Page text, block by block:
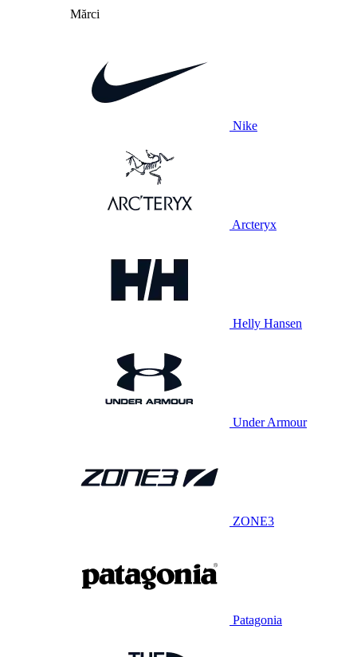
Mărci
Nike
Arcteryx
Helly Hansen
Under Armour
ZONE3
Patagonia